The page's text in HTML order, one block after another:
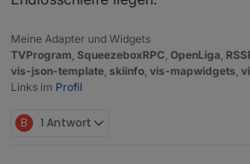
Meine Adapter und Widgets
TVProgram SqueezeboxRPC OpenLiga
vis-json-template skiinfo vis-mapwidgets
Links im Profil
B 1 Antwort